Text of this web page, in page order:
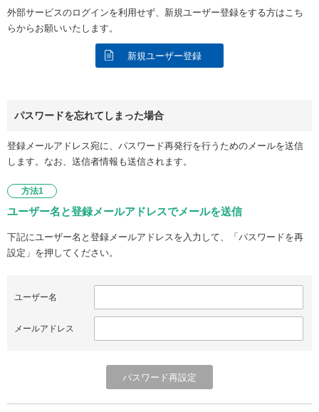
外部サービスのログインを利用せず、新規ユーザー登録をする方はこち
らからお願いいたします。
新規ユーザー登録
パスワードを忘れてしまった場合
登録メールアドレス宛に、パスワード再発行を行うためのメールを送信
します。なお、送信者情報も送信されます。
方法1
ユーザー名と登録メールアドレスでメールを送信
下記にユーザー名と登録メールアドレスを入力して、「パスワードを再
設定」を押してください。
ユーザー名
メールアドレス